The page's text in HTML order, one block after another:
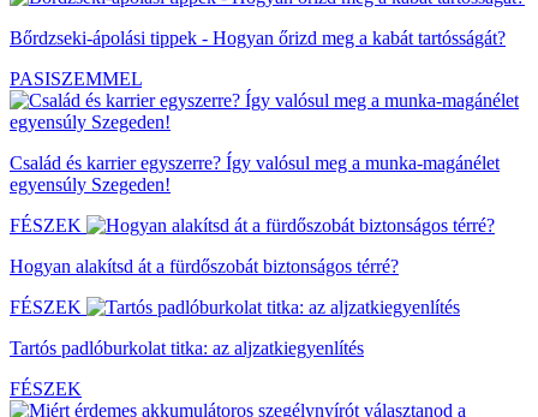
Bőrdzseki-ápolási tippek - Hogyan őrizd meg a kabát tartósságát?
PASISZEMMEL
Család és karrier egyszerre? Így valósul meg a munka-magánélet
egyensúly Szegeden!
FÉSZEK
Hogyan alakítsd át a fürdőszobát biztonságos térré?
FÉSZEK
Tartós padlóburkolat titka: az aljzatkiegyenlítés
FÉSZEK